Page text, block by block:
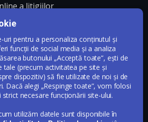
a litigiilor
uri pentru a personaliza conținutul și
funcții de social media și a analiza
butonului „Acceptă toate”, ești de
tale (precum activitatea pe site și
dispozitiv) să fie utilizate de noi și de
Dacă alegi „Respinge toate”, vom folosi
necesare funcționării site-ului.
utilizăm datele sunt disponibile în